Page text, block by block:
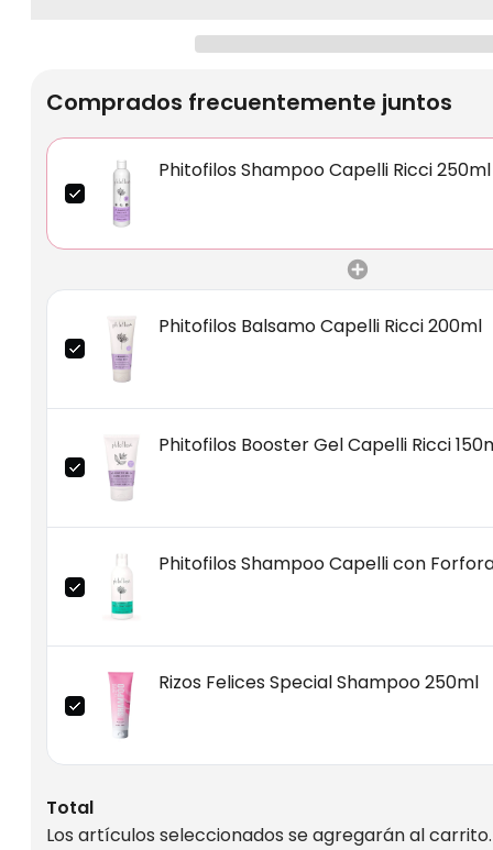
Comprados frecuentemente juntos
Phitofilos Shampoo Capelli Ricci 250ml
Phitofilos Balsamo Capelli Ricci 200ml
Phitofilos Booster Gel Capelli Ricci
Phitofilos Shampoo Capelli con
Rizos Felices Special Shampoo 250ml
Total
Los artículos seleccionados se agregarán al carrito.